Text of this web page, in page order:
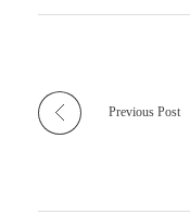
Previous Post